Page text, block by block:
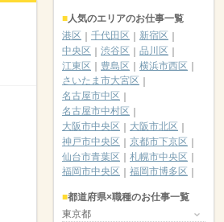
人気のエリアのお仕事一覧
港区
千代田区
新宿区
中央区
渋谷区
品川区
江東区
豊島区
横浜市西区
さいたま市大宮区
名古屋市中区
名古屋市中村区
大阪市中央区
大阪市北区
神戸市中央区
京都市下京区
仙台市青葉区
札幌市中央区
福岡市中央区
福岡市博多区
都道府県×職種のお仕事一覧
東京都